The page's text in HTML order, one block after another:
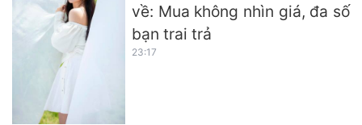
về: Mua không nhìn giá, đa số
bạn trai trả
23:17